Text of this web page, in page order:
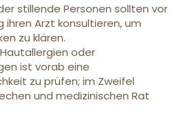
stillende Personen sollten vor
ihren Arzt konsultieren, um
zu klären.
oder
ist vorab eine
zu prüfen; im Zweifel
und medizinischen Rat